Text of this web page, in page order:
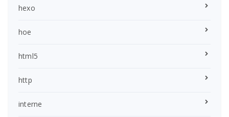
hexo
hoe
html5
http
interne